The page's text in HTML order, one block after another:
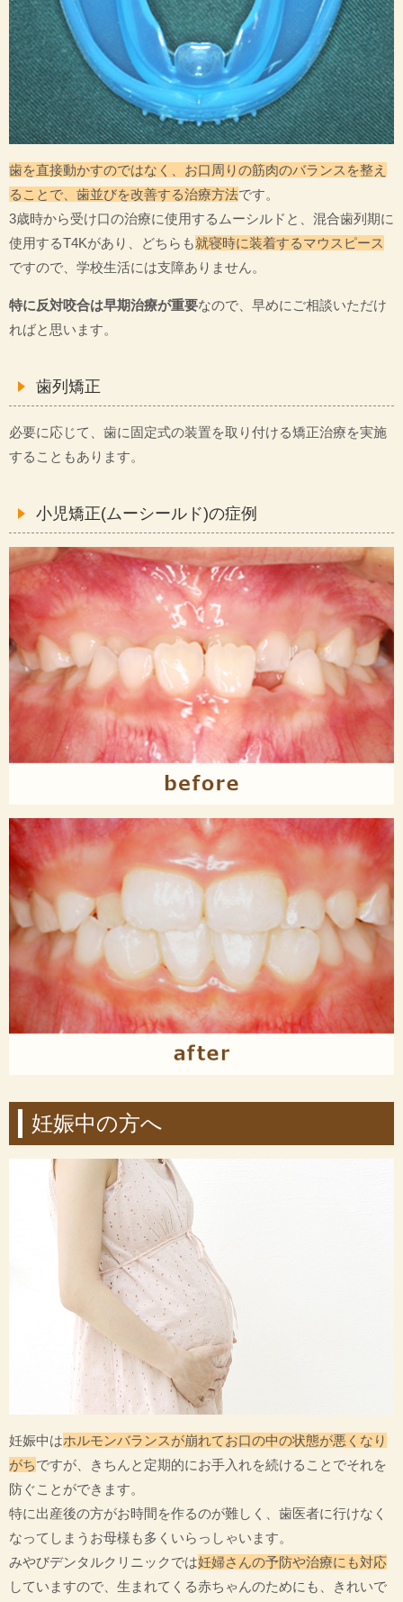
歯を直接動かすのではなく、お口周りの筋肉のバランスを整え
ることで、歯並びを改善する治療方法です。
3歳時から受け口の治療に使用するムーシルドと、混合歯列期に
使用するT4Kがあり、どちらも就寝時に装着するマウスピース
ですので、学校生活には支障ありません。
特に反対咬合は早期治療が重要なので、早めにご相談いただけ
ればと思います。
歯列矯正
必要に応じて、歯に固定式の装置を取り付ける矯正治療を実施
することもあります。
小児矯正(ムーシールド)の症例
妊娠中の方へ
妊娠中はホルモンバランスが崩れてお口の中の状態が悪くなり
がちですが、きちんと定期的にお手入れを続けることでそれを
防ぐことができます。
特に出産後の方がお時間を作るのが難しく、歯医者に行けなく
なってしまうお母様も多くいらっしゃいます。
みやびデンタルクリニックでは妊婦さんの予防や治療にも対応
していますので、生まれてくる赤ちゃんのためにも、きれいで